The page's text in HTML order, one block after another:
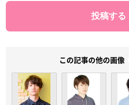
この記事の他の画像